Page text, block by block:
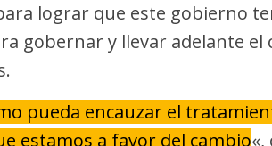
lograr que este gobierno
gobernar y llevar adelante el
pueda encauzar el
estamos a favor del cambio«,